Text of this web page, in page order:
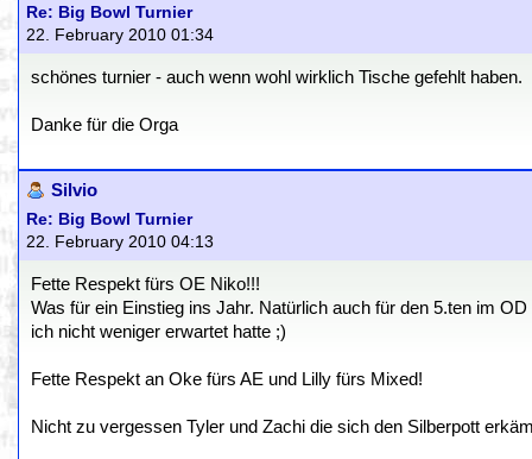
Re: Big Bowl Turnier
22. February 2010 01:34
schönes turnier - auch wenn wohl wirklich Tische gefehlt haben.
Danke für die Orga
Silvio
Re: Big Bowl Turnier
22. February 2010 04:13
Fette Respekt fürs OE Niko!!!
Was für ein Einstieg ins Jahr. Natürlich auch für den 5.ten im
ich nicht weniger erwartet hatte ;)
Fette Respekt an Oke fürs AE und Lilly fürs Mixed!
Nicht zu vergessen Tyler und Zachi die sich den Silberpott